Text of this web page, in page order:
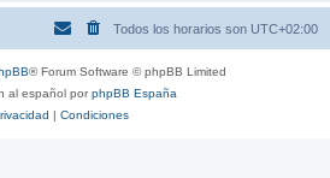
Todos los horarios son UTC+02:00
® Forum Software © phpBB Limited
al español porphpBB España
| Condiciones